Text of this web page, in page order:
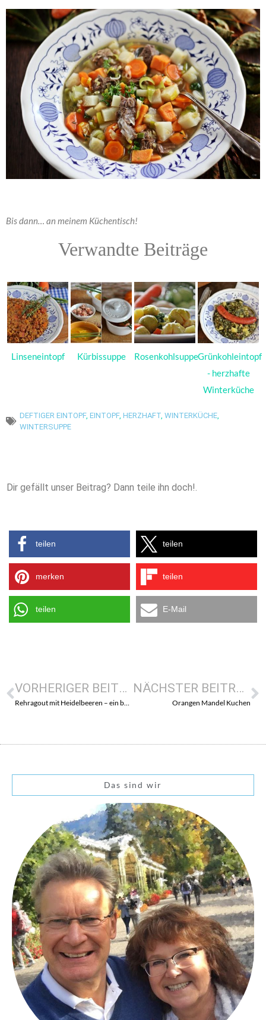
Bis dann… an meinem Küchentisch!
Verwandte Beiträge
Linseneintopf Kürbissuppe RosenkohlsuppeGrünkohleintopf
- herzhafte
Winterküche
DEFTIGER EINTOPF, EINTOPF, HERZHAFT WINTERKÜCHE
WINTERSUPPE
Dir gefällt unser Beitrag? Dann teile ihn doch!.
teilen teilen
merken teilen
teilen E-Mail
VORHERIGER BEITRAG
Rehragout mit Heidelbeeren – ein besonderes Mittagessen
NÄCHSTER BEITRAG
Orangen Mandel Kuchen
Das sind wir